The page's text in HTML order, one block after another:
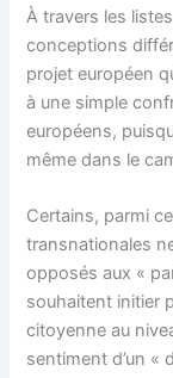
À travers les
conceptions
projet européen
à une simple
européens,
même dans le
Certains, parmi
transnationales
opposés aux «
souhaitent initier
citoyenne au
sentiment d’un «